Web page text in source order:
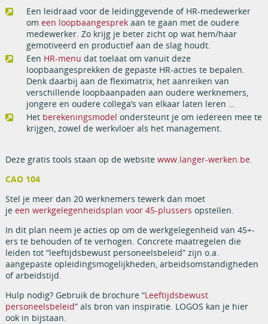
Een leidraad voor de leidinggevende of HR-medewerker
om een loopbaangesprekaan te gaan met de oudere
medewerker. Zo krijg je beter zicht op wat hem/haar
gemotiveerd en productief aan de slag houdt.
Een HR-menu dat toelaat om vanuit deze
loopbaangesprekken de gepaste HR-acties te bepalen.
Denk daarbij aan de fleximatrix, het aanreiken van
verschillende loopbaanpaden aan oudere werknemers,
jongere en oudere collega’s van elkaar laten leren …
Het berekeningsmodel ondersteunt je om iedereen mee te
krijgen, zowel de werkvloer als het management.
Deze gratis tools staan op de website www.langer-werken.be.
CAO 104
Stel je meer dan 20 werknemers tewerk dan moet
je een werkgelegenheidsplan voor 45-plussers opstellen.
In dit plan neem je acties op om de werkgelegenheid van 45+-
ers te behouden of te verhogen. Concrete maatregelen die
leiden tot “leeftijdsbewust personeelsbeleid” zijn o.a.
aangepaste opleidingsmogelijkheden, arbeidsomstandigheden
of arbeidstijd.
Hulp nodig? Gebruik de brochure “Leeftijdsbewust
personeelsbeleid” als bron van inspiratie. LOGOS kan je hier
ook in bijstaan.